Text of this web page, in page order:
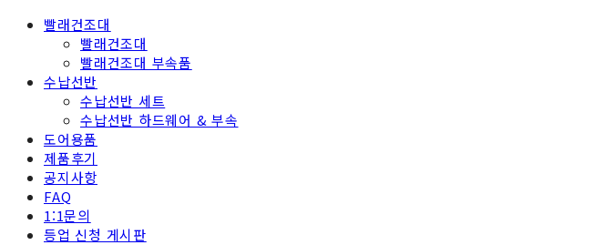
빨래건조대
빨래건조대
빨래건조대 부속품
수납선반
수납선반 세트
수납선반 하드웨어 & 부속
도어용품
제품후기
공지사항
FAQ
1:1문의
등업 신청 게시판